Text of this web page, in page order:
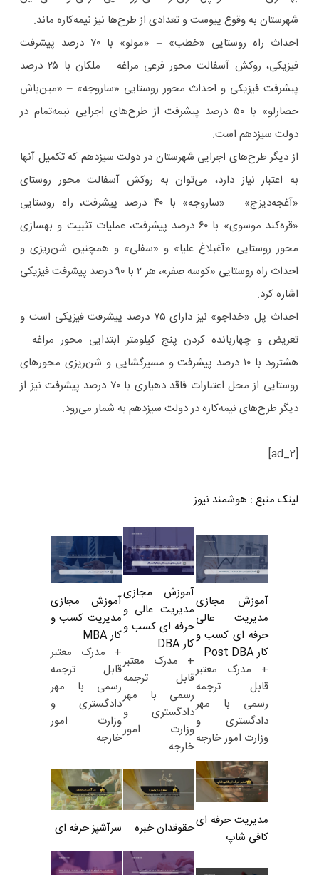
شهرستان به وقوع پیوست و تعدادی از طرح‌ها نیز نیمه‌کاره ماند.
احداث راه روستایی «خطب» – «مولو» با ۷۰ درصد پیشرفت
فیزیکی، روکش آسفالت محور فرعی مراغه – ملکان با ۲۵ درصد
پیشرفت فیزیکی و احداث محور روستایی «ساروجه» – «مین‌باش
حصارلو» با ۵۰ درصد پیشرفت از طرح‌های اجرایی نیمه‌تمام در
دولت سیزدهم است.
از دیگر طرح‌های اجرایی شهرستان در دولت سیزدهم که تکمیل آنها
به اعتبار نیاز دارد، می‌توان به روکش آسفالت محور روستای
«آغجه‌دیزج» – «ساروجه» با ۴۰ درصد پیشرفت، راه روستایی
«قره‌کند موسوی» با ۶۰ درصد پیشرفت، عملیات تثبیت و بهسازی
محور روستایی «آغبلاغ علیا» و «سفلی» و همچنین شن‌ریزی و
احداث راه روستایی «کوسه صفر»، هر ۲ با ۹۰ درصد پیشرفت فیزیکی
اشاره کرد.
احداث پل «خداجو» نیز دارای ۷۵ درصد پیشرفت فیزیکی است و
تعریض و چهاربانده کردن پنج کیلومتر ابتدایی محور مراغه –
هشترود با ۱۰ درصد پیشرفت و مسیرگشایی و شن‌ریزی محورهای
روستایی از محل اعتبارات فاقد دهیاری با ۷۰ درصد پیشرفت نیز از
دیگر طرح‌های نیمه‌کاره در دولت سیزدهم به شمار می‌رود.
[ad_2]
لینک منبع : هوشمند نیوز
آموزش مجازی
مدیریت عالی
حرفه ای کسب و
کار Post DBA
+ مدرک معتبر
قابل ترجمه
رسمی با مهر
دادگستری و
وزارت امور خارجه
آموزش مجازی
مدیریت عالی و
حرفه ای کسب و
کار DBA
+ مدرک معتبر
قابل ترجمه
رسمی با مهر
دادگستری و
وزارت امور
خارجه
آموزش مجازی
مدیریت کسب و
کار MBA
+ مدرک معتبر
قابل ترجمه
رسمی با مهر
دادگستری و
وزارت امور
خارجه
مدیریت حرفه ای
کافی شاپ
حقوقدان خبره سرآشپز حرفه ای